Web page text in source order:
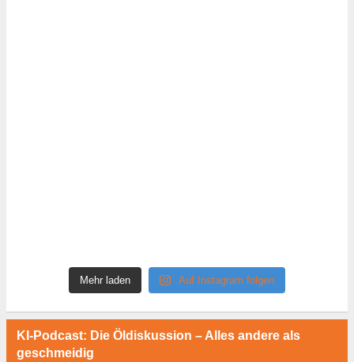
Mehr laden Auf Instagram folgen
KI-Podcast: Die Öldiskussion – Alles andere als
geschmeidig